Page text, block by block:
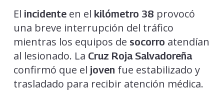
El incidenteen el kilómetro 38 provocó
una breve interrupción del tráfico
mientras los equipos de socorro atendían
al lesionado. La Cruz Roja Salvadoreña
confirmó que el joven fue estabilizado y
trasladado para recibir atención médica.